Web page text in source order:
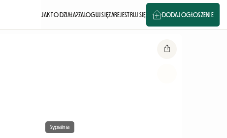
JAK TO DZIAŁA?ZALOGUJ SIĘZAREJESTRUJ SIĘ DODAJ OGŁOSZENIE
Sypialnia